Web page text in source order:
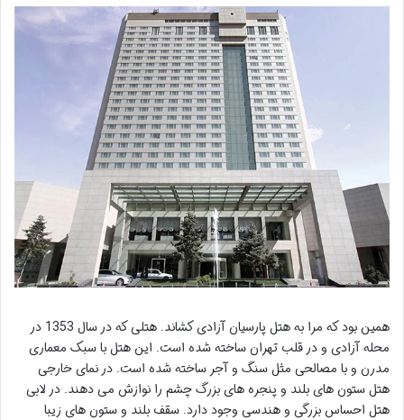
همین بود که مرا به هتل پارسیان آزادی کشاند. هتلی که در سال 1353 در
محله آزادی و در قلب تهران ساخته شده است. این هتل با سبک معماری
مدرن و با مصالحی مثل سنگ و آجر ساخته شده است. در نمای خارجی
هتل ستون های بلند و پنجره های بزرگ چشم را نوازش می دهند. در لابی
هتل احساس بزرگی و هندسی وجود دارد. سقف بلند و ستون های زیبا